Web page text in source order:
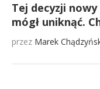
Tej decyzji
mógł uniknąć.
przez Marek